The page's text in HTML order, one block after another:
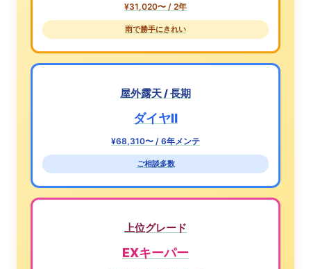
¥31,020〜 / 2年
雨で勝手にきれい
屋外露天 / 長期
ダイヤⅡ
¥68,310〜 / 6年メンテ
ご相談多数
上位グレード
EXキーパー